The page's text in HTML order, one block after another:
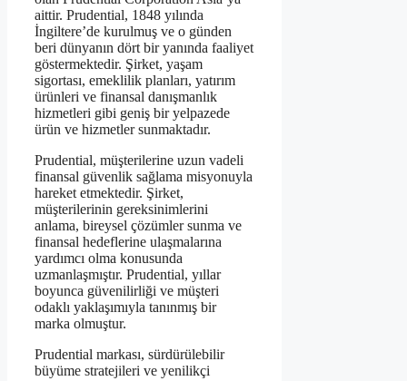
aittir. Prudential, 1848 yılında
İngiltere’de kurulmuş ve o günden
beri dünyanın dört bir yanında faaliyet
göstermektedir. Şirket, yaşam
sigortası, emeklilik planları, yatırım
ürünleri ve finansal danışmanlık
hizmetleri gibi geniş bir yelpazede
ürün ve hizmetler sunmaktadır.
Prudential, müşterilerine uzun vadeli
finansal güvenlik sağlama misyonuyla
hareket etmektedir. Şirket,
müşterilerinin gereksinimlerini
anlama, bireysel çözümler sunma ve
finansal hedeflerine ulaşmalarına
yardımcı olma konusunda
uzmanlaşmıştır. Prudential, yıllar
boyunca güvenilirliği ve müşteri
odaklı yaklaşımıyla tanınmış bir
marka olmuştur.
Prudential markası, sürdürülebilir
büyüme stratejileri ve yenilikçi